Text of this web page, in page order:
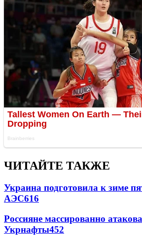
ЧИТАЙТЕ ТАКЖЕ
Украина подготовила к зиме
АЭС616
Россияне массированно
Укрнафты452